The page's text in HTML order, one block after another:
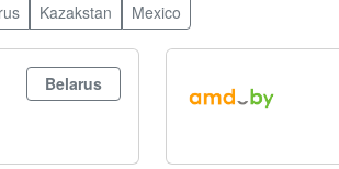
Kazakstan Mexico
Belarus